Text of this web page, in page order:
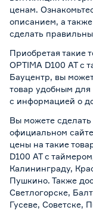
ценам.
описанием, а
сделать
Приобретая такие
OPTIMA D100 AT с
Бауцентр, вы
товар удобным для
с информацией о
Вы можете сделать
официальном
цены на такие
D100 AT с
Калининграду,
Пушкино. Также
Светлогорске,
Гусеве, Советске,